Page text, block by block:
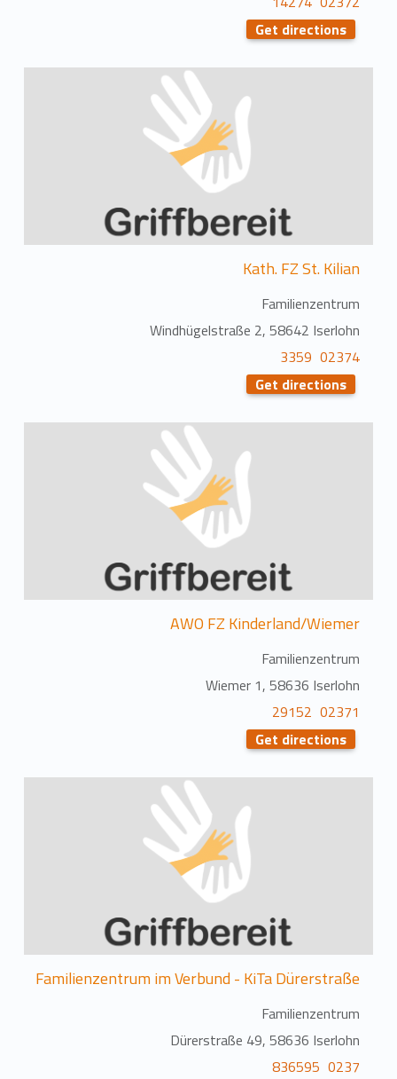
Get directions
Kath. FZ St. Kilian
Familienzentrum
Windhügelstraße 2, 58642 Iserlohn
02374 3359
Get directions
AWO FZ Kinderland/Wiemer
Familienzentrum
Wiemer 1, 58636 Iserlohn
02371 29152
Get directions
Familienzentrum im Verbund - KiTa Dürerstraße
Familienzentrum
Dürerstraße 49, 58636 Iserlohn
0237 836595